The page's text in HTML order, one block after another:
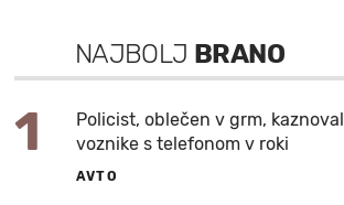
NAJBOLJ BRANO
1
Policist, oblečen v grm, kaznoval
voznike s telefonom v roki
AVTO